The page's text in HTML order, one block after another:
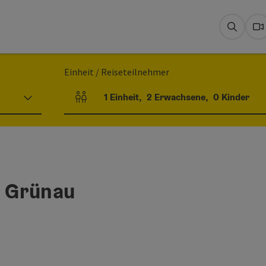
Einheit / Reiseteilnehmer
Einheitenanzahl und Personenfelder
1 Einheit, 2 Erwachsene, 0 Kinder